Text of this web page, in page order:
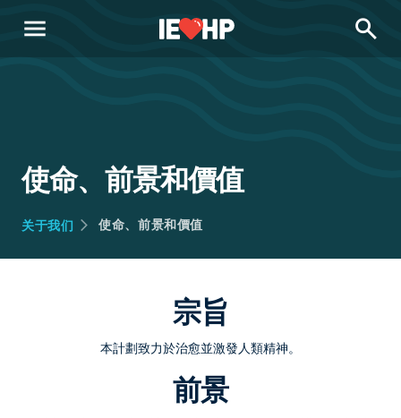
menu search
使命、前景和價值
关于我们 使命、前景和價值
宗旨
本計劃致力於治愈並激發人類精神。
前景